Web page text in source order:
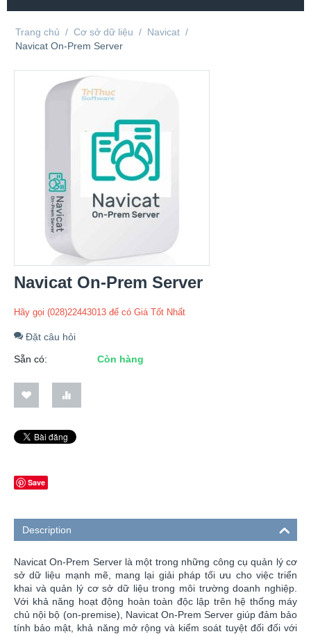
Trang chủ / Cơ sở dữ liệu / Navicat /
Navicat On-Prem Server
Navicat On-Prem Server
Hãy gọi (028)22443013 để có Giá Tốt Nhất
Đặt câu hỏi
Sẵn có:
Còn hàng
Save
Description
Navicat On-Prem Server là một trong những công cụ quản lý cơ
sở dữ liệu mạnh mẽ, mang lại giải pháp tối ưu cho việc triển
khai và quản lý cơ sở dữ liệu trong môi trường doanh nghiệp.
Với khả năng hoạt động hoàn toàn độc lập trên hệ thống máy
chủ nội bộ (on-premise), Navicat On-Prem Server giúp đảm bảo
tính bảo mật, khả năng mở rộng và kiểm soát tuyệt đối đối với